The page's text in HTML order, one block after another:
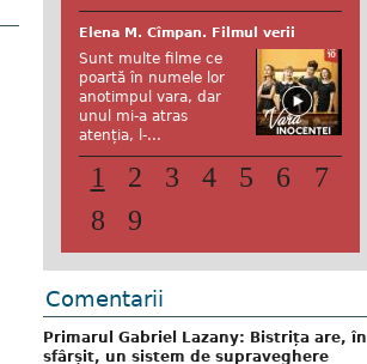
Elena M. Cîmpan. Filmul verii
Sunt multe filme ce
poartă în numele lor
anotimpul vara, dar
unul mi-a atras
atenția, l-...
1 2 3 4 5 6
7
8
9
Comentarii
Primarul Gabriel Lazany: Bistrița are, în
sfârșit, un sistem de supraveghere